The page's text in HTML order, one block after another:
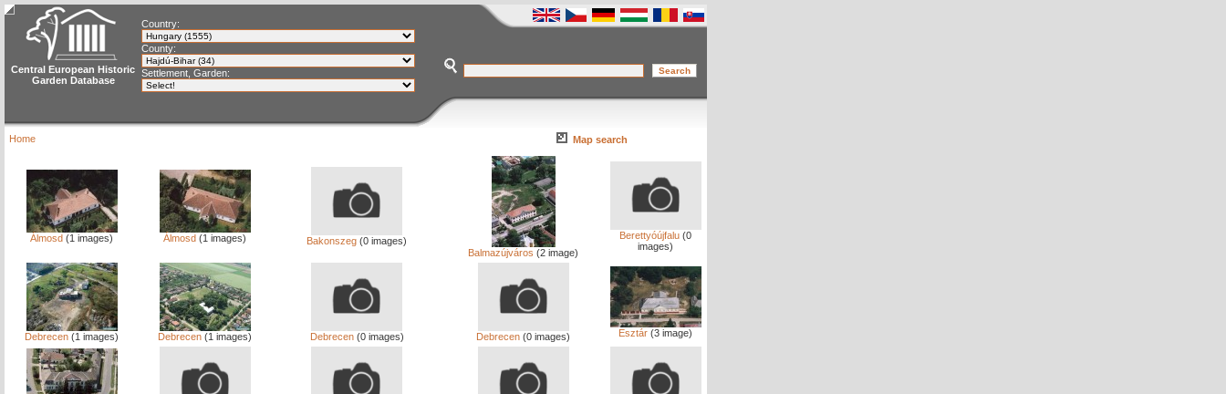
Central European Historic
Garden Database
Country:
County:
Settlement, Garden:
Home Map search
Álmosd (1 images) Álmosd (1 images) Bakonszeg (0 images)
Balmazújváros (2 image)
Berettyóújfalu (0
images)
Debrecen (1 images) Debrecen (1 images) Debrecen(0 images) Debrecen (0 images) Esztár (3 image)